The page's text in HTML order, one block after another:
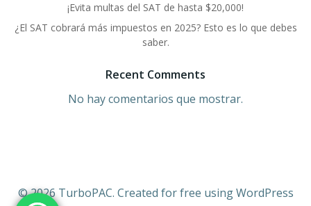
¡Evita multas del SAT de hasta $20,000!
¿El SAT cobrará más impuestos en 2025? Esto es lo que debes
saber.
Recent Comments
No hay comentarios que mostrar.
© 2026 TurboPAC. Created for free using WordPress